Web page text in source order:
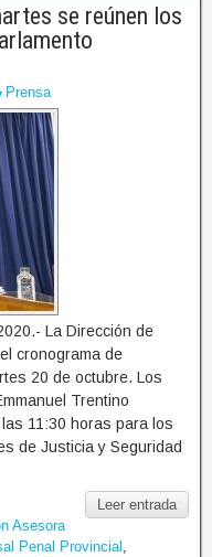
se reúnen los
Prensa
La Dirección de
cronograma de
20 de octubre. Los
Trentino
11:30 horas para los
de Justicia y Seguridad
Leer entrada
Asesora
Penal Provincial